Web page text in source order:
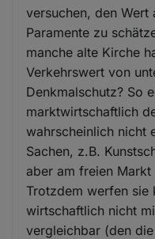
versuchen, den Wert
Paramente zu
manche alte Kirche
Verkehrswert von
Denkmalschutz? So
marktwirtschaftlich
wahrscheinlich nicht
Sachen, z.B.
aber am freien
Trotzdem werfen sie
wirtschaftlich nicht
vergleichbar (den